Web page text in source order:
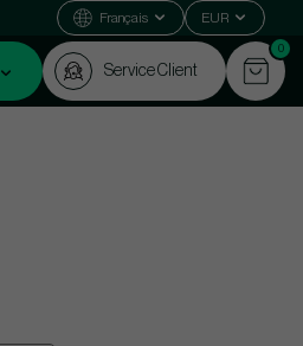
Français EUR
Service Client
0